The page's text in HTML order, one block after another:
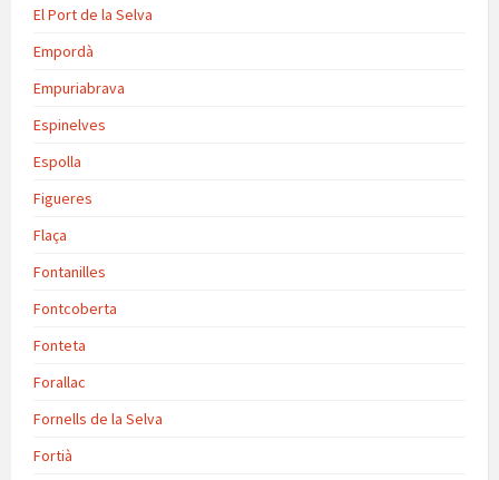
El Port de la Selva
Empordà
Empuriabrava
Espinelves
Espolla
Figueres
Flaça
Fontanilles
Fontcoberta
Fonteta
Forallac
Fornells de la Selva
Fortià